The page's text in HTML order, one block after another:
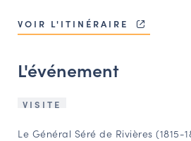
BOURSE D’ÉCHANGE
CARTES DES NAUDIN
Espace acteurs
VOIR L'ITINÉRAIRE
L'événement
VISITE
Le Général Séré de Rivières (1815-